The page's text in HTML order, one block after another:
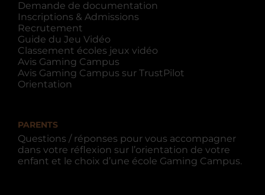
Demande de documentation
Inscriptions & Admissions
Recrutement
Guide du Jeu Vidéo
Classement écoles jeux vidéo
Avis Gaming Campus
Avis Gaming Campus sur TrustPilot
Orientation
PARENTS
Questions / réponses pour vous accompagner
dans votre réflexion sur l’orientation de votre
enfant et le choix d’une école Gaming Campus.